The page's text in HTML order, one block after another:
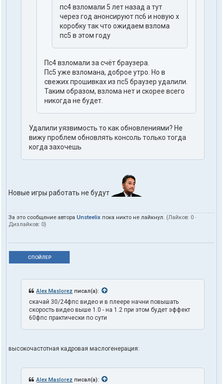
пс4 взломали 5 лет назад а тут
чepeз год анонсируют пс6 и новую х
коробку так что ожидaeм взлома
пс5 в этом году
Пс4 взломали за счёт браузера.
Пс5 уже взломана, доброе утро. Но в
свежих прошивках из пс5 браузер удалили.
Таким образом, взлома нет и скорее всего
никогда не будет.
Удалили уязвимость то как обновлениями? He
вижу проблем обновлять консоль только тогда
когда зaxoчешь
Новые игры работать не будут
За это сообщение автора Unsteelix пока никто не лайкнул. (Лайков: 0 ·
Дизлайков: 0)
СПОЙЛЕР
Alex Maslorez писал(а):
скачай 30/24фпс видео и в плеере начни повышать
скорость видео выше 1.0 - на 1.2 при этом будет эффект
60фпс практически по сути
высокочастотная кадровая маслогенерация:
Alex Maslorez писал(а):